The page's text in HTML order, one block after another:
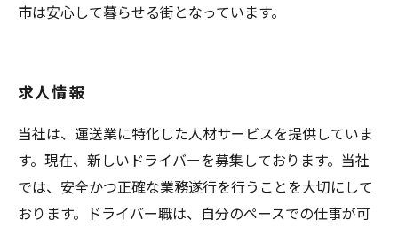
市は安心して暮らせる街となっています。
求人情報
当社は、運送業に特化した人材サービスを提供していま
す。現在、新しいドライバーを募集しております。当社
では、安全かつ正確な業務遂行を行うことを大切にして
おります。ドライバー職は、自分のペースでの仕事が可